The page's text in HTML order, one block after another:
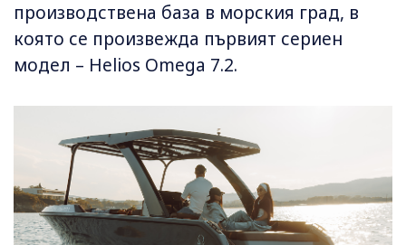
производствена база в морския град, в
която се произвежда първият сериен
модел – Helios Omega 7.2.